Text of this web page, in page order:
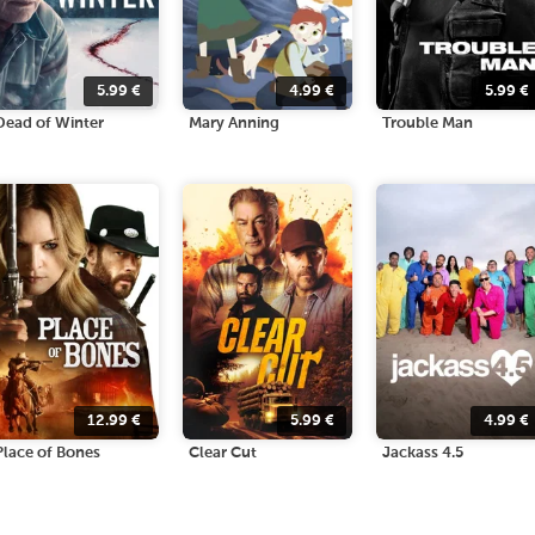
5.99€
of Winter
4.99 €
Mary Anning
5.99€
Trouble Man
12.99€
of Bones
5.99 €
Clear Cut
4.99€
Jackass 4.5